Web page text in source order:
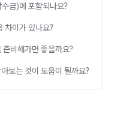
금)에 포함되나요?
차이가 있나요?
비해가면 좋을까요?
보는 것이 도움이 될까요?